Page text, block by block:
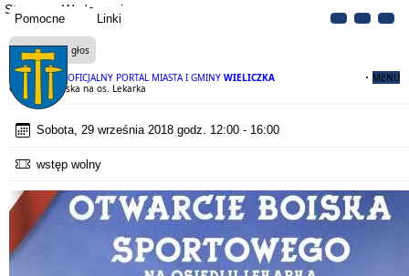
Pomocne Linki
OFICJALNY PORTAL MIASTA I GMINY WIELICZKA MENU
Strona Wydarzenia
Czytaj na głos
Otwarcie boiska na os. Lekarka
Sobota, 29 września 2018 godz. 12:00 - 16:00
wstęp wolny